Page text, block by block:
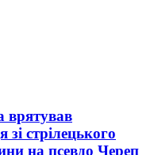
врятував
зі стрілецького
на псевдо Череп